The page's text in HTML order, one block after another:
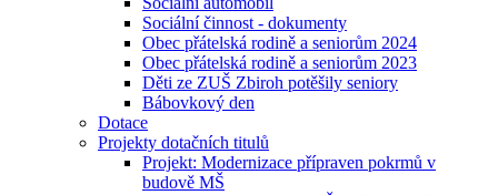
Sociální činnost - dokumenty
Obec přátelská rodině a seniorům 2024
Obec přátelská rodině a seniorům 2023
Děti ze ZUŠ Zbiroh potěšily seniory
Bábovkový den
Dotace
Projekty dotačních titulů
Projekt: Modernizace přípraven pokrmů v
budově MŠ